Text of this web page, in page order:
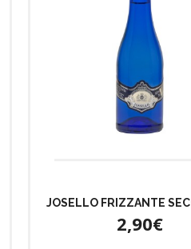
JOSELLO FRIZZANTE
2,90€